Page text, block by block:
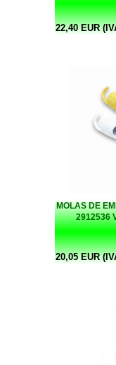
22,40 EUR
MOLAS DE
2912536
20,05 EUR